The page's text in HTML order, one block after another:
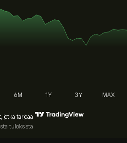
6M 1Y 3Y MAX
jotka tarjoaa
tuloksista